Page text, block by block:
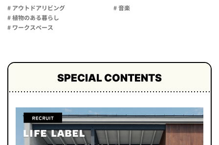
# アウトドアリビング
# 植物のある暮らし
# ワークスペース
# 音楽
SPECIAL CONTENTS